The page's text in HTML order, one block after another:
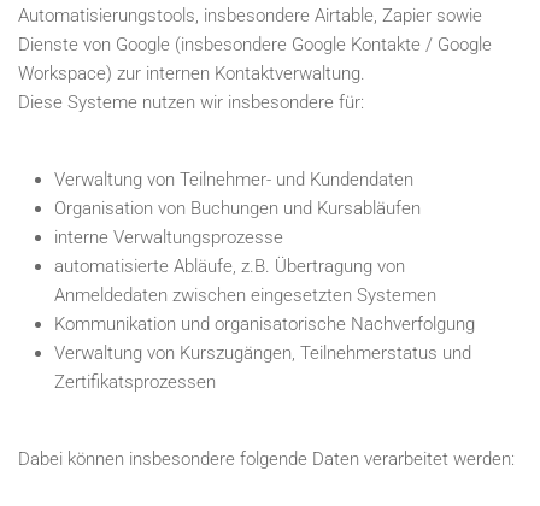
Automatisierungstools, insbesondere Airtable, Zapier sowie
Dienste von Google (insbesondere Google Kontakte / Google
Workspace) zur internen Kontaktverwaltung.
Diese Systeme nutzen wir insbesondere für:
Verwaltung von Teilnehmer- und Kundendaten
Organisation von Buchungen und Kursabläufen
interne Verwaltungsprozesse
automatisierte Abläufe, z.B. Übertragung von
Anmeldedaten zwischen eingesetzten Systemen
Kommunikation und organisatorische Nachverfolgung
Verwaltung von Kurszugängen, Teilnehmerstatus und
Zertifikatsprozessen
Dabei können insbesondere folgende Daten verarbeitet werden: